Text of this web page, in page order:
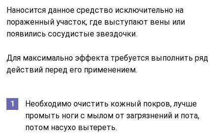
Наносится данное средство исключительно на
пораженный участок, где выступают вены или
появились сосудистые звездочки.
Для максимально эффекта требуется выполнить ряд
действий перед его применением.
Необходимо очистить кожный покров, лучше
промыть ноги с мылом от загрязнений и пота,
потом насухо вытереть.